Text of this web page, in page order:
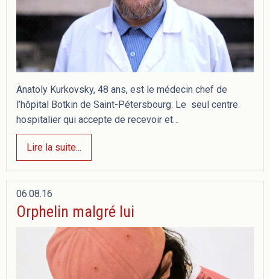
Anatoly Kurkovsky, 48 ans, est le médecin chef de
l’hôpital Botkin de Saint-Pétersbourg. Le seul centre
hospitalier qui accepte de recevoir et…
Lire la suite...
06.08.16
Orphelin malgré lui